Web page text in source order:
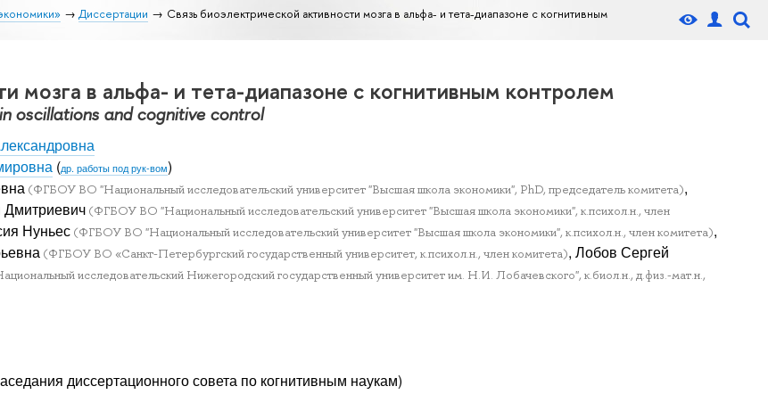
Диссертации
Связь биоэлектрической активности мозга в альфа- и тета-диапазоне с когнитивным
мозга в альфа- и тета-диапазоне с когнитивным контролем
oscillations and cognitive control
(др. работы под рук-вом)
(ФГБОУ ВО "Национальный исследовательский университет "Высшая школа экономики", PhD, председатель комитета),
Дмитриевич (ФГБОУ ВО "Национальный исследовательский университет "Высшая школа экономики", к.психол.н., член
Нуньес (ФГБОУ ВО "Национальный исследовательский университет "Высшая школа экономики", к.психол.н., член комитета),
(ФГБОУ ВО «Санкт-Петербургский государственный университет, к.психол.н., член комитета), Лобов Сергей
исследовательский Нижегородский государственный университет им. Н.И. Лобачевского", к.биол.н., д.физ.-мат.н.,
диссертационного совета по когнитивным наукам)